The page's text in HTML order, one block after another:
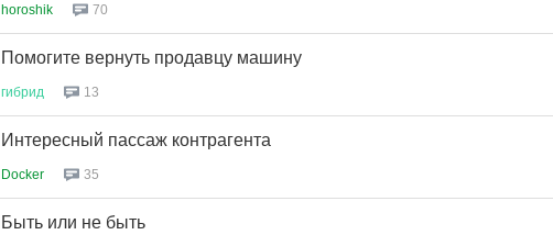
horoshik 70
Помогите вернуть продавцу машину
гибрид 13
Интересный пассаж контрагента
Docker 35
Быть или не быть